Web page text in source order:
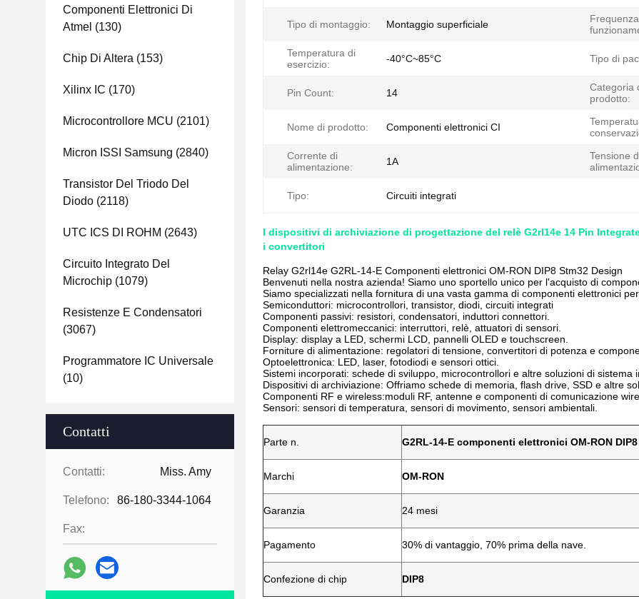
Componenti Elettronici Di
Atmel (130)
Chip Di Altera (153)
Xilinx IC (170)
Microcontrollore MCU (2101)
Micron ISSI Samsung (2840)
Transistor Del Triodo Del
Diodo (2118)
UTC ICS DI ROHM (2643)
Circuito Integrato Del
Microchip (1079)
Resistenze E Condensatori
(3067)
Programmatore IC Universale
(10)
Contatti
Contatti: Miss. Amy
Telefono: 86-180-3344-1064
Fax:
Tipo di montaggio: Montaggio superficiale
Temperatura di
esercizio:
-40°C~85°C Tipo di
Pin Count: 14
Categoria
prodotto:
Nome di prodotto: Componenti elettronici CI
Corrente di
alimentazione:
1A
Tensione
Tipo: Circuiti integrati
I dispositivi di archiviazione di progettazione del relè G2rl14e 14 Pin
i convertitori
Relay G2rl14e G2RL-14-E Componenti elettronici OM-RON DIP8 Stm32 Design
Benvenuti nella nostra azienda! Siamo uno sportello unico per l'acquisto di
Siamo specializzati nella fornitura di una vasta gamma di componenti elettronici
Semiconduttori: microcontrollori, transistor, diodi, circuiti integrati
Componenti passivi: resistori, condensatori, induttori connettori.
Componenti elettromeccanici: interruttori, relè, attuatori di sensori.
Display: display a LED, schermi LCD, pannelli OLED e touchscreen.
Forniture di alimentazione: regolatori di tensione, convertitori di potenza e
Optoelettronica: LED, laser, fotodiodi e sensori ottici.
Sistemi incorporati: schede di sviluppo, microcontrollori e altre soluzioni di sistema
Dispositivi di archiviazione: Offriamo schede di memoria, flash drive, SSD e altre
Componenti RF e wireless:moduli RF, antenne e componenti di comunicazione
Sensori: sensori di temperatura, sensori di movimento, sensori ambientali.
Parte n. G2RL-14-E componenti elettronici OM-RON
Marchi OM-RON
Garanzia 24 mesi
Pagamento 30% di vantaggio, 70% prima della nave.
Confezione di chip DIP8